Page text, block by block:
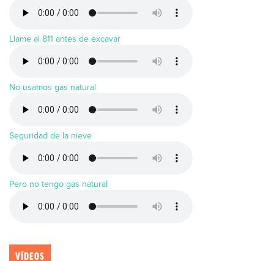
Llame al 811 antes de excavar
No usamos gas natural
Seguridad de la nieve
Pero no tengo gas natural
VÍDEOS